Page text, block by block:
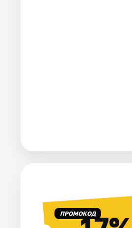
ПРОМОКОД